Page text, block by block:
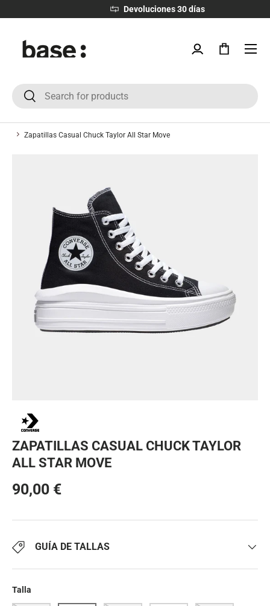
Devoluciones 30 días
Iniciar sesión
Bolsa
Menú
BuscarBuscar
Zapatillas Casual Chuck Taylor All Star Move
ZAPATILLAS CASUAL CHUCK TAYLOR
ALL STAR MOVE
90,00 €
GUÍA DE TALLAS
Talla